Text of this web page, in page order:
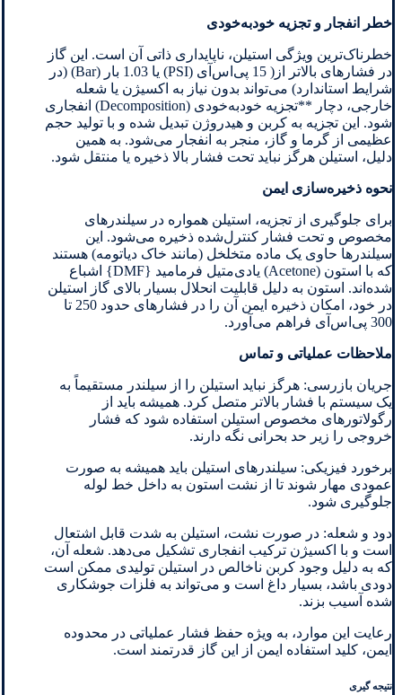
خطر انفجار و تجزیه خودبه‌خودی
خطرناک‌ترین ویژگی استیلن، ناپایداری ذاتی آن است. این گاز
در فشارهای بالاتر از( 15 پی‌اس‌آی (PSI) یا 1.03 بار (Bar) (در
شرایط استاندارد) می‌تواند بدون نیاز به اکسیژن یا شعله
خارجی، دچار **تجزیه خودبه‌خودی (Decomposition) انفجاری
شود. این تجزیه به کربن و هیدروژن تبدیل شده و با تولید حجم
عظیمی از گرما و گاز، منجر به انفجار می‌شود. به همین
دلیل، استیلن هرگز نباید تحت فشار بالا ذخیره یا منتقل شود.
نحوه ذخیره‌سازی ایمن
برای جلوگیری از تجزیه، استیلن همواره در سیلندرهای
مخصوص و تحت فشار کنترل‌شده ذخیره می‌شود. این
سیلندرها حاوی یک ماده متخلخل (مانند خاک دیاتومه) هستند
که با استون (Acetone) یادی‌متیل فرمامید {DMF} اشباع
شده‌اند. استون به دلیل قابلیت انحلال بسیار بالای گاز استیلن
در خود، امکان ذخیره ایمن آن را در فشارهای حدود 250 تا
300 پی‌اس‌آی فراهم می‌آورد.
ملاحظات عملیاتی و تماس
جریان بازرسی: هرگز نباید استیلن را از سیلندر مستقیماً به
یک سیستم با فشار بالاتر متصل کرد. همیشه باید از
رگولاتورهای مخصوص استیلن استفاده شود که فشار
خروجی را زیر حد بحرانی نگه دارند.
برخورد فیزیکی: سیلندرهای استیلن باید همیشه به صورت
عمودی مهار شوند تا از نشت استون به داخل خط لوله
جلوگیری شود.
دود و شعله: در صورت نشت، استیلن به شدت قابل اشتعال
است و با اکسیژن ترکیب انفجاری تشکیل می‌دهد. شعله آن،
که به دلیل وجود کربن ناخالص در استیلن تولیدی ممکن است
دودی باشد، بسیار داغ است و می‌تواند به فلزات جوشکاری
شده آسیب بزند.
رعایت این موارد، به ویژه حفظ فشار عملیاتی در محدوده
ایمن، کلید استفاده ایمن از این گاز قدرتمند است.
نتیجه گیری